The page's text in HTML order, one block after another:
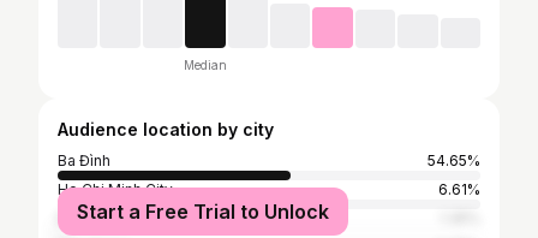
Median
Audience location by city
Ba Đình
54.65%
Ho Chi Minh City
6.61%
Đà Nẵng
Start a Free Trial to Unlock